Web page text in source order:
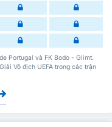
Portugal và FK Bodo - Glimt.
Vô địch UEFA trong các trận